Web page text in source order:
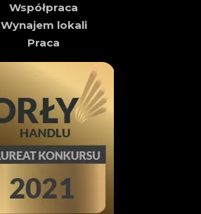
Współpraca
Wynajem lokali
Praca